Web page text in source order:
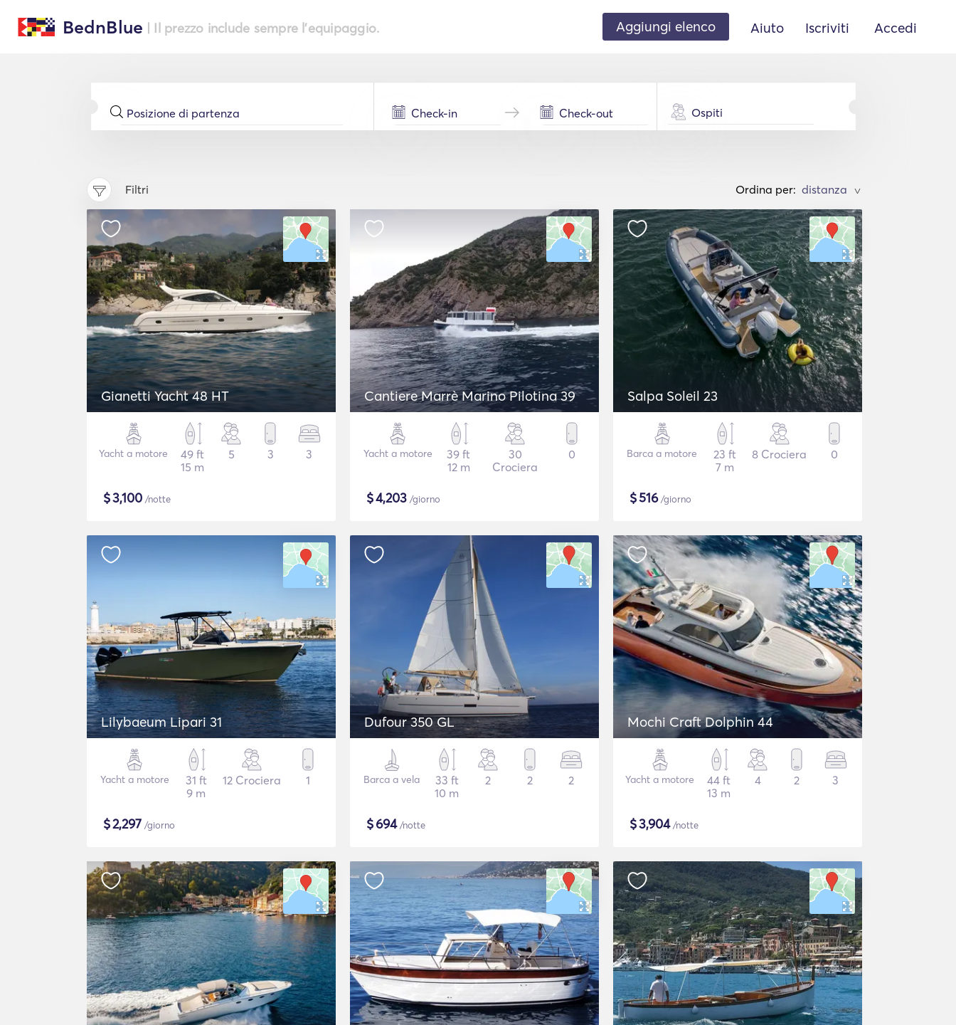
BednBlue | Il prezzo include sempre l'equipaggio. Aggiungi elenco Aiuto Iscriviti Accedi
Ospiti
Filtri Ordina per: >
Gianetti Yacht 48 HT
Yacht a motore
49 ft
15 m
5 3 3
$3,100 /notte
Cantiere Marrè Marino Pilotina 39
Yacht a motore
39 ft
12 m
30
Crociera
0
$4,203 /giorno
Salpa Soleil 23
Barca a motore
23 ft
7 m
8 Crociera 0
$516/giorno
Lilybaeum Lipari 31
Yacht a motore
31 ft
9 m
12 Crociera 1
$2,297 /giorno
Dufour 350 GL
Barca a vela
33 ft
10 m
2 2 2
$694/notte
Mochi Craft Dolphin 44
Yacht a motore
44 ft
13 m
4 2 3
$3,904/notte